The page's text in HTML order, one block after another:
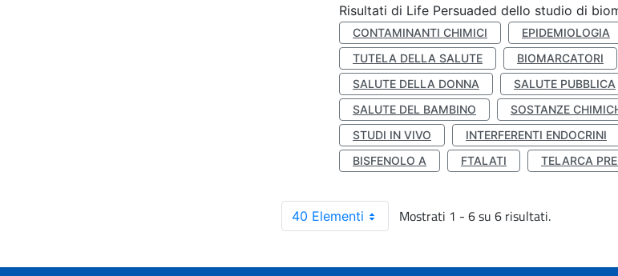
Risultati di Life Persuaded dello studio di
CONTAMINANTI CHIMICI EPIDEMIOLOGIA
TUTELA DELLA SALUTE
BIOMARCATORI
SALUTE DELLA DONNA
SALUTE PUBBLICA
SALUTE DEL BAMBINO
SOSTANZE
STUDI IN VIVO
INTERFERENTI ENDOCRINI
BISFENOLO A
FTALATI TELARCA
40 Elementi Mostrati 1 - 6 su 6 risultati.